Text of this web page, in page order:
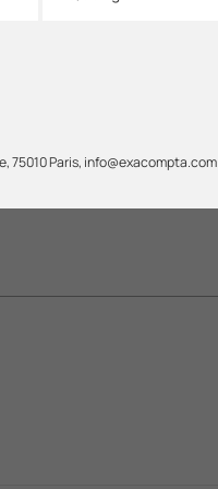
75010 Paris, info@exacompta.com